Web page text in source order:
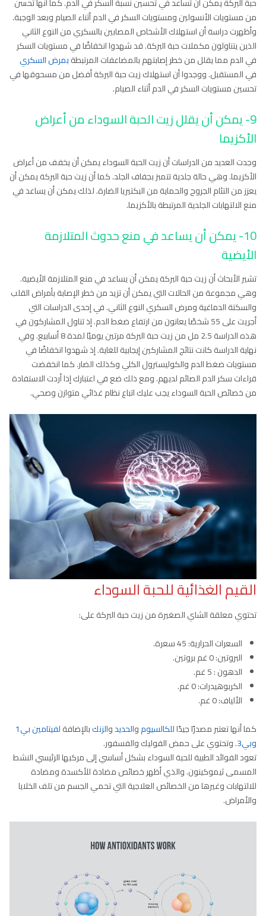
من مستويات الأنسولين ومستويات السكر في الدم أثناء الصيام وبعد الوجبة.
وأظهرت دراسة أن استهلاك الأشخاص المصابين بالسكري من النوع الثاني
الذين يتناولون مكملات حبة البركة. قد شهدوا انخفاضًا في مستويات السكر
في الدم مما يقلل من خطر إصابتهم بالمضاعفات المرتبطةبمرض السكري
في المستقبل. ووجدوا أن استهلاك زيت حبة البركة أفضل من مسحوقها في
تحسين مستويات السكر في الدم أثناء الصيام.
9- يمكن أن يقلل زيت الحبة السوداء من أعراض
الأكزيما
وجدت العديد من الدراسات أن زيت الحبة السوداء يمكن أن يخفف من أعراض
الأكزيما. وهي حالة جلدية تتمبز بجفاف الجلد. كما أن زيت حبة البركة يمكن أن
يعزز من التئام الجروح والحماية من البكتيريا الضارة. لذلك يمكن أن يساعد في
منع الالتهابات الجلدية المرتبطة بالأكزيما.
10- يمكن أن يساعد في منع حدوث المتلازمة
الأيضية
تشير الأبحاث أن زيت حبة البركة يمكن أن يساعد في منع المتلازمة الأيضية.
وهي مجموعة من الحالات التي يمكن أن تزيد من خطر الإصابة بأمراض القلب
والسكتة الدماغية ومرض السكري النوع الثاني. في إحدى الدراسات التي
أجريت على 55 شخصًا يعانون من ارتفاع ضغط الدم. إذ تناول المشاركون في
هذه الدراسة 2.5 مل من زيت حبة البركة مرتين يوميًا لمدة 8 أسابيع. وفي
نهاية الدراسة كانت نتائج المشاركين إيجابية للغاية. إذ شهدوا انخفاضًا في
مستويات ضغط الدم والكوليسترول الكلي وكذلك الضار. كما انخفضت
قراءات سكر الدم الصائم لديهم. ومع ذلك ضع في اعتبارك إذا أردت الاستفادة
من خصائص الحبة السوداء يجب عليك اتباع نظام غذائي متوازن وصحي.
القيم الغذائيةللحبة السوداء
تحتوي معلقة الشاي الصغيرة من زيت حبة البركة على:
السعرات الحرارية: 45 سعرة.
البروتين: 0 غم بروتين.
الدهون : 5 غم.
الكربوهيدرات: 0 غم.
الألياف: 0 غم.
كما أنها تعتبر مصدرًا جيدًاللكالسيوموالحديدوالزنكبالإضافة
لفيتامين بي1
وبي3 . وتحتوي على حمض الفوليك والفسفور.
تعود الفوائد الطبية للحبة السوداء بشكل أساسي إلى مركبها الرئيسي النشط
المسمى ثيموكينون. والذي أظهر خصائص مضادة للأكسدة ومضادة
للالتهابات وغيرها من الخصائص العلاجية التي تحمي الجسم من تلف الخلايا
والأمراض.